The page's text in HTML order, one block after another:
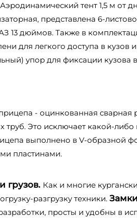
тент 1,5 м от
представлена 6-
13 дюймов. Также в
для легкого доступа в кузов и
упор для фиксации кузова в
- оцинкованная сварная
труб. Это исключает какой-
выполнено в V-образной
пластинами.
грузов. Как и многие
разгрузку техники.
просты и удобны в